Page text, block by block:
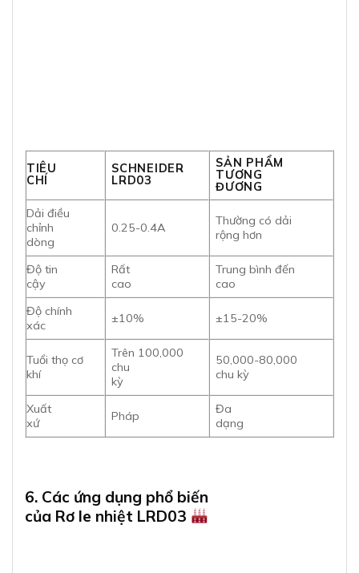
TIÊU
CHÍ
SCHNEIDER
LRD03
SẢN PHẨM
TƯƠNG
ĐƯƠNG
Dải điều
chỉnh
dòng
0.25-0.4A
Thường có dải
rộng hơn
Độ tin
cậy
Rất
cao
Trung bình đến
cao
Độ chính
xác
±10% ±15-20%
Tuổi thọ cơ
khí
Trên 100,000
chu
kỳ
50,000-80,000
chu kỳ
Xuất
xứ
Pháp
Đa
dạng
6. Các ứng dụng phổ biến
của Rơ le nhiệt LRD03